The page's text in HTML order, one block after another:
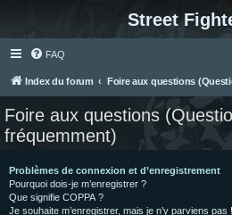
Street
FAQ
Index du forum Foire aux questions
Foire aux questions
fréquemment)
Problèmes de connexion et d’enregistrement
Pourquoi dois-je m’enregistrer ?
Que signifie COPPA ?
Je souhaite m’enregistrer, mais je n’y parviens pas !